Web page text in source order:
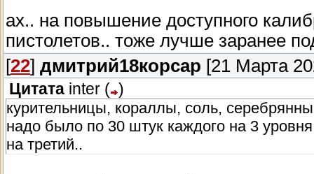
ах.. на повышение доступного
пистолетов.. тоже лучше заранее
[22] дмитрий18корсар [21 Марта
Цитата inter ( )
курительницы, кораллы, соль,
надо было по 30 штук каждого на 3
на третий..